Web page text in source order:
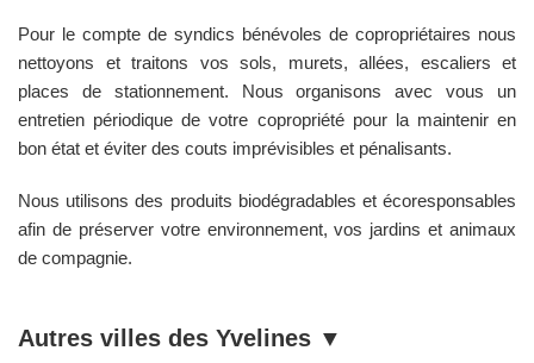
Pour le compte de syndics bénévoles de copropriétaires nous
nettoyons et traitons vos sols, murets, allées, escaliers et
places de stationnement. Nous organisons avec vous un
entretien périodique de votre copropriété pour la maintenir en
bon état et éviter des couts imprévisibles et pénalisants.
Nous utilisons des produits biodégradables et écoresponsables
afin de préserver votre environnement, vos jardins et animaux
de compagnie.
Autres villes des Yvelines ▼